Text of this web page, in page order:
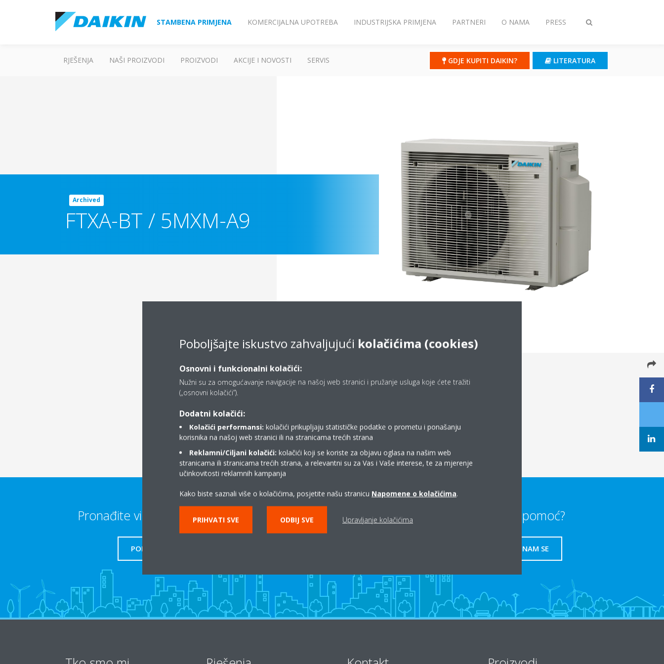
Toggle
STAMBENA PRIMJENA KOMERCIJALNA UPOTREBA INDUSTRIJSKA PRIMJENA PARTNERI O NAMA PRESS
RJEŠENJA NAŠI PROIZVODI PROIZVODI AKCIJE I NOVOSTI SERVIS GDJE KUPITI DAIKIN? LITERATURA
Archived
FTXA-BT / 5MXM-A9
Sorry, we could not find any documents.
Pronađite više informacija
PODRŠKA
Gdje kupiti Daikin? Trebate li pomoć?
OBRATITE NAM SE
Poboljšajte iskustvo zahvaljujući kolačićima (cookies)
Osnovni i funkcionalni kolačići:
Nužni su za omogućavanje navigacije na našoj web stranici i pružanje usluga koje ćete tražiti
(„osnovni kolačići”).
Dodatni kolačići:
Kolačići performansi: kolačići prikupljaju statističke podatke o prometu i ponašanju
korisnika na našoj web stranici ili na stranicama trećih strana
Reklamni/Ciljani kolačići: kolačići koji se koriste za objavu oglasa na našim web
stranicama ili stranicama trećih strana, a relevantni su za Vas i Vaše interese, te za mjerenje
učinkovitosti reklamnih kampanja
Kako biste saznali više o kolačićima, posjetite našu stranicu Napomene o kolačićima.
PRIHVATI SVE ODBIJ SVE Upravljanje kolačićima